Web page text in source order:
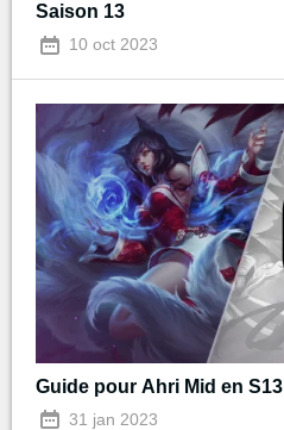
Saison 13
10 oct 2023
Guide pour Ahri Mid en S13
31 jan 2023